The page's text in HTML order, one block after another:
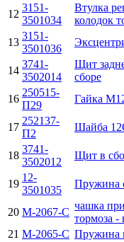
12
3151-
3501034
Втулка
колодок
13
3151-
3501036
14
3741-
3502014
Щит
сборе
16
250515-
П29
Гайка
17
252137-
П2
Шайба
18
3741-
3502012
Щит в
19
12-
3501035
Пружина
20 М-2067-С
чашка
тормоза -
21 М-2065-С Пружина